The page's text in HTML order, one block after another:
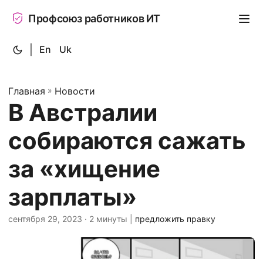
Профсоюз работников ИТ
En Uk
Главная » Новости
В Австралии
собираются сажать
за «хищение
зарплаты»
сентября 29, 2023 · 2 минуты | предложить правку